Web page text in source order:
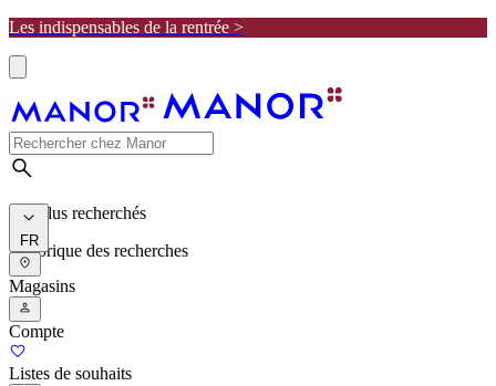
Les indispensables de la rentrée >
Les plus recherchés
Historique des recherches
FR
Magasins
Compte
Listes de souhaits